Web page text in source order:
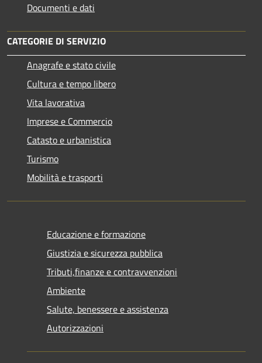
Documenti e dati
CATEGORIE DI SERVIZIO
Anagrafe e stato civile
Cultura e tempo libero
Vita lavorativa
Imprese e Commercio
Catasto e urbanistica
Turismo
Mobilità e trasporti
Educazione e formazione
Giustizia e sicurezza pubblica
Tributi,finanze e contravvenzioni
Ambiente
Salute, benessere e assistenza
Autorizzazioni